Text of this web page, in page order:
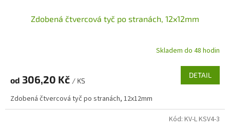
Zdobená čtvercová tyč po stranách, 12x12mm
Skladem do 48 hodin
od 306,20 Kč / KS
DETAIL
Zdobená čtvercová tyč po stranách, 12x12mm
Kód: KV-L KSV4-3